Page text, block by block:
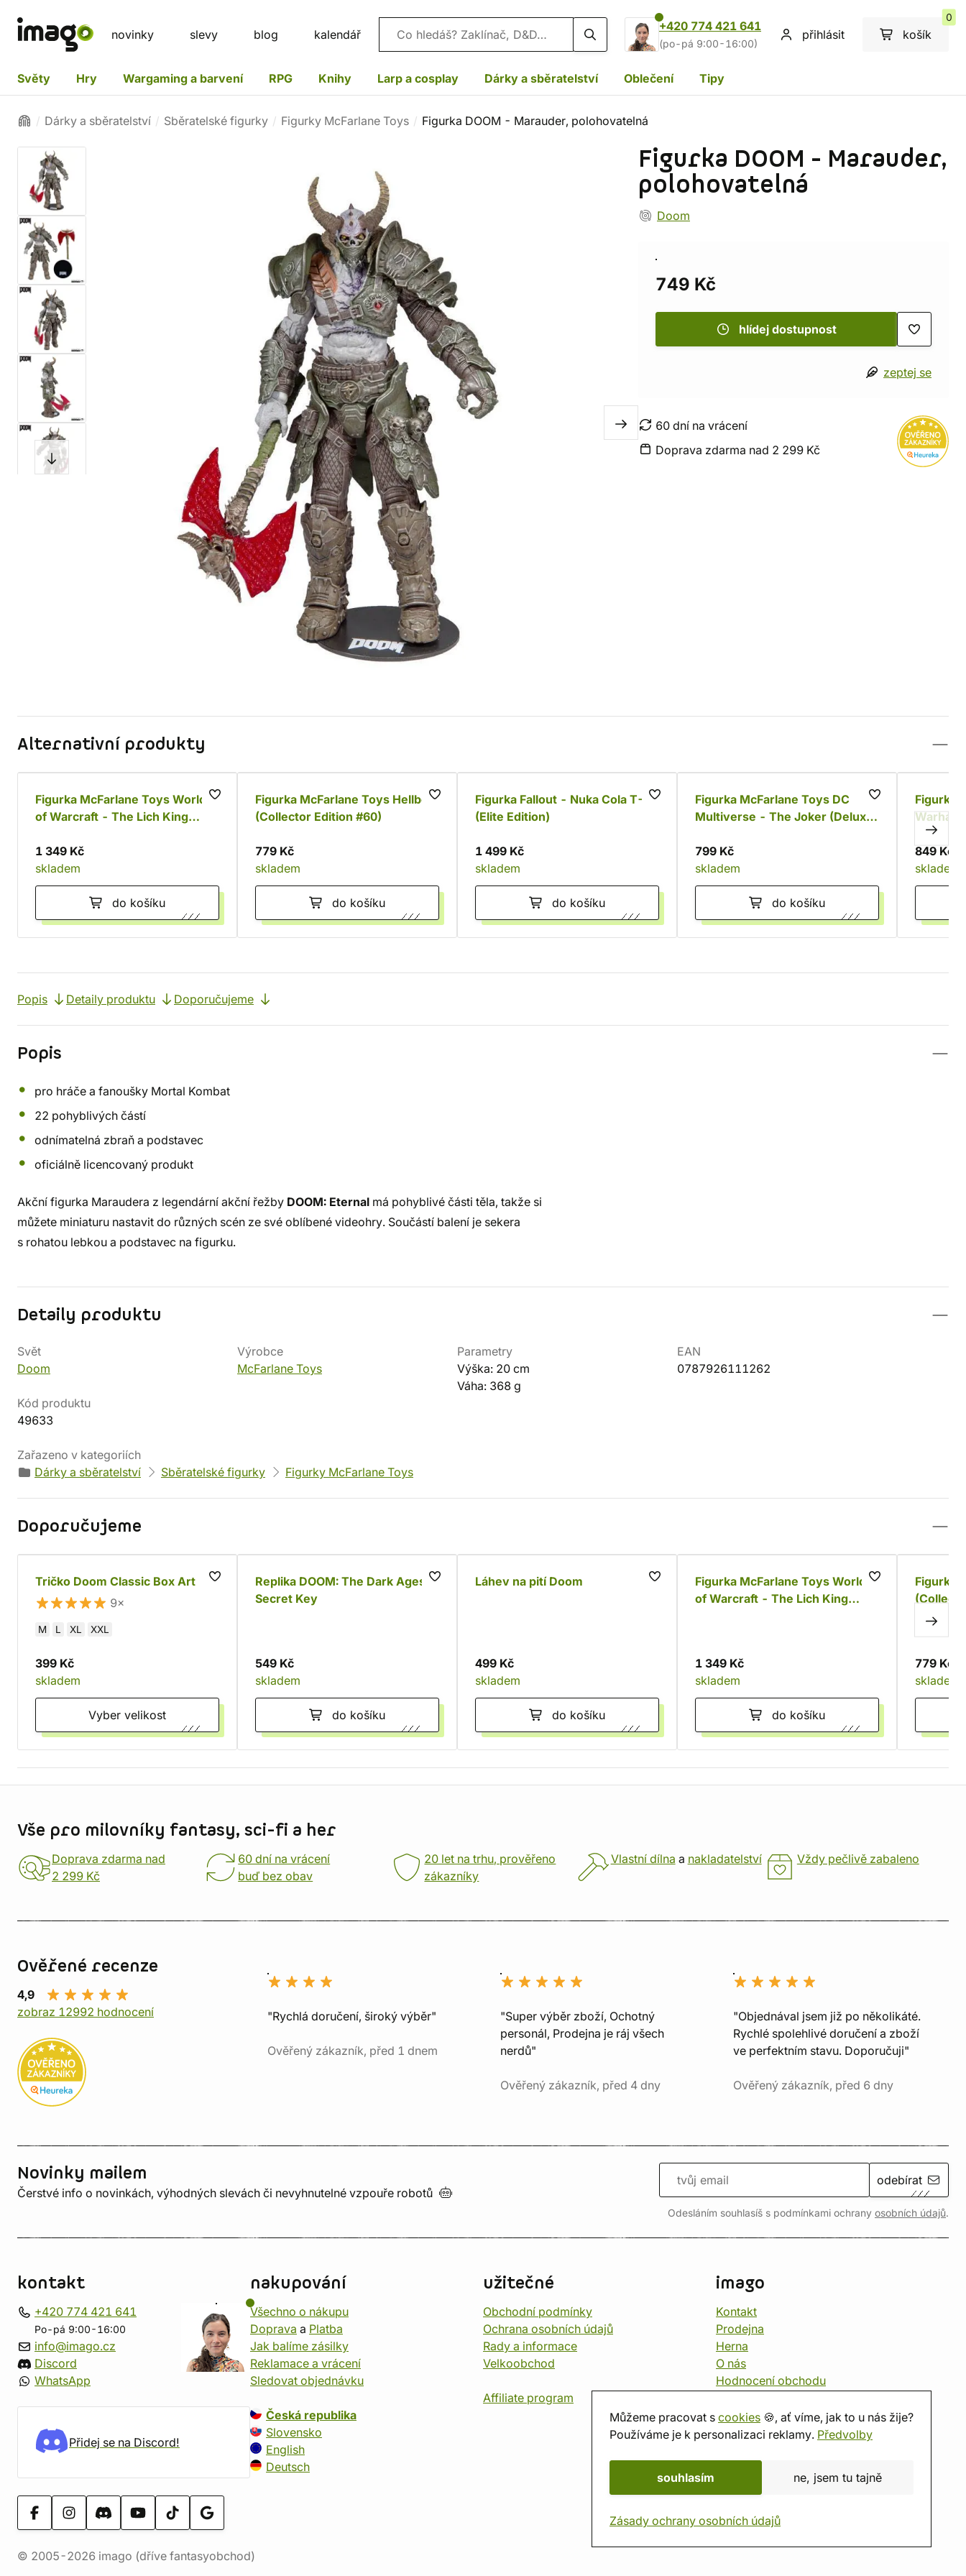
novinky slevy blog kalendář Vyhledávání
+420 774 421 641
(po-pá 9:00-16:00)
přihlásit košík
0
Světy Hry Wargaming a barvení RPG Knihy Larp a cosplay Dárky a sběratelství Oblečení Tipy
Dárky a sběratelství Sběratelské figurky Figurky McFarlane Toys Figurka DOOM - Marauder, polohovatelná
Figurka DOOM - Marauder,
polohovatelná
Doom
749 Kč
hlídej dostupnost
zeptej se
60 dní na vrácení
Doprava zdarma nad 2 299 Kč
Alternativní produkty
Figurka McFarlane Toys World
of Warcraft - The Lich King
1 349 Kč
skladem
do košíku
Figurka McFarlane Toys Hellboy
(Collector Edition #60)
779 Kč
skladem
do košíku
Figurka Fallout - Nuka Cola T-60
(Elite Edition)
1 499 Kč
skladem
do košíku
Figurka McFarlane Toys DC
Multiverse - The Joker (Deluxe
799 Kč
skladem
do košíku
Figurka
in
849 Kč
skladem
Popis Detaily produktu Doporučujeme
Popis
pro hráče a fanoušky Mortal Kombat
22 pohyblivých částí
odnímatelná zbraň a podstavec
oficiálně licencovaný produkt
Akční figurka Maraudera z legendární akční řežby DOOM: Eternal má pohyblivé části těla, takže si
můžete miniaturu nastavit do různých scén ze své oblíbené videohry. Součástí balení je sekera
s rohatou lebkou a podstavec na figurku.
Detaily produktu
Svět
Doom
Výrobce
McFarlane Toys
Parametry
Výška: 20 cm
Váha: 368 g
EAN
0787926111262
Kód produktu
49633
Zařazeno v kategoriích
Dárky a sběratelství
Sběratelské figurky Figurky McFarlane Toys
Doporučujeme
Tričko Doom Classic Box Art
9×
M L XL XXL
399 Kč
skladem
Vyber velikost
Replika DOOM: The Dark Ages
Secret Key
549 Kč
skladem
do košíku
Láhev na pití Doom
499 Kč
skladem
do košíku
Figurka McFarlane Toys World
of Warcraft - The Lich King
1 349 Kč
skladem
do košíku
Figurka
779 Kč
skladem
Můžeme pracovat s cookies 🍪, ať víme, jak to u nás žije?
Používáme je k personalizaci reklamy. Předvolby
souhlasím ne, jsem tu tajně
Zásady ochrany osobních údajů
Vše pro milovníky fantasy, sci-fi a her
Doprava zdarma nad
2 299 Kč
60 dní na vrácení
buď bez obav
20 let na trhu, prověřeno
zákazníky
Vlastní dílna a nakladatelství Vždy pečlivě zabaleno
Ověřené recenze
4,9
zobraz 12992 hodnocení
"Rychlá doručení, široký výběr"
Ověřený zákazník, před 1 dnem
"Super výběr zboží, Ochotný
personál, Prodejna je ráj všech
nerdů"
Ověřený zákazník, před 4 dny
"Objednával jsem již po několikáté.
Rychlé spolehlivé doručení a zboží
ve perfektním stavu. Doporučuji"
Ověřený zákazník, před 6 dny
Novinky mailem
Čerstvé info o novinkách, výhodných slevách či nevyhnutelné vzpouře robotů
odebírat
Odesláním souhlasíš s podmínkami ochrany osobních údajů.
kontakt
+420 774 421 641
Po-pá 9:00-16:00
info@imago.cz
Discord
WhatsApp
Přidej se na Discord!
nakupování
Všechno o nákupu
Doprava a Platba
Jak balíme zásilky
Reklamace a vrácení
Sledovat objednávku
Česká republika
Slovensko
English
Deutsch
užitečné
Obchodní podmínky
Ochrana osobních údajů
Rady a informace
Velkoobchod
Affiliate program
imago
Kontakt
Prodejna
Herna
O nás
Hodnocení obchodu
Kalendář
imago.blog
© 2005-2026 imago (dříve fantasyobchod)